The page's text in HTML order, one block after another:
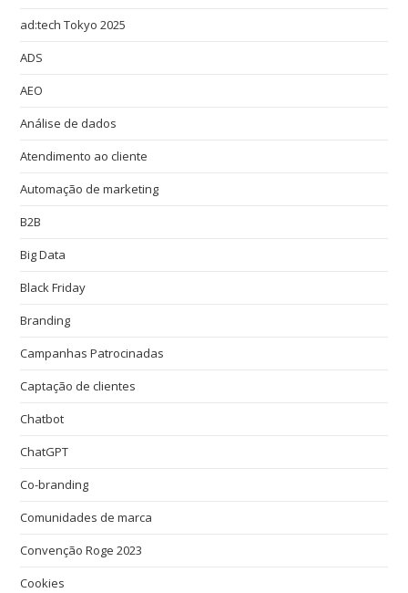
ad:tech Tokyo 2025
ADS
AEO
Análise de dados
Atendimento ao cliente
Automação de marketing
B2B
Big Data
Black Friday
Branding
Campanhas Patrocinadas
Captação de clientes
Chatbot
ChatGPT
Co-branding
Comunidades de marca
Convenção Roge 2023
Cookies